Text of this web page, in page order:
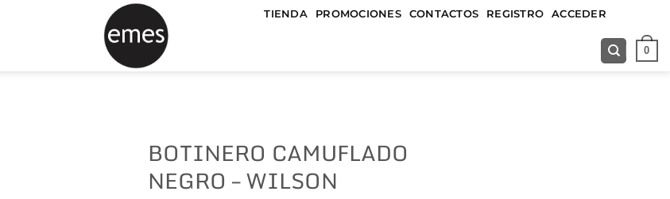
TIENDA PROMOCIONES CONTACTOS REGISTRO ACCEDER
0
BOTINERO CAMUFLADO
NEGRO – WILSON